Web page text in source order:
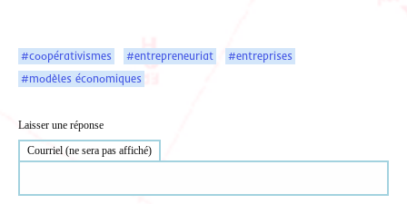
#coopérativismes #entrepreneuriat
#entreprises
#modèles économiques
Laisser une réponse
Courriel (ne sera pas affiché)